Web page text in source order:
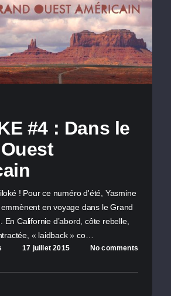
#4 : Dans le
! Pour ce numéro d'été, Yasmine
en voyage dans le Grand
En Californie d’abord, côte rebelle,
« laidback » co…
17 juillet 2015 No comments